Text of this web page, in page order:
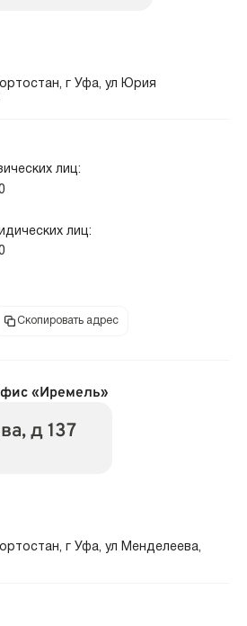
г Уфа, ул Юрия
лиц:
лиц:
Скопировать адрес
«Иремель»
д 137
г Уфа, ул Менделеева,